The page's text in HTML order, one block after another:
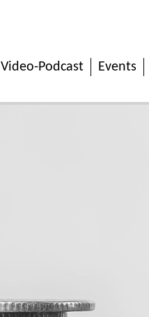
Video-Podcast Events